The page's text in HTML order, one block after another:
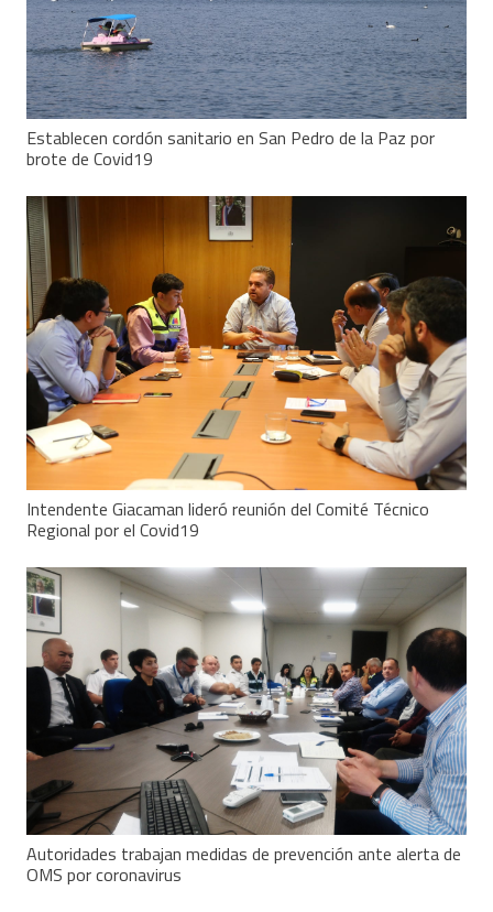
Establecen cordón sanitario en San Pedro de la Paz por
brote de Covid19
Intendente Giacaman lideró reunión del Comité Técnico
Regional por el Covid19
Autoridades trabajan medidas de prevención ante alerta de
OMS por coronavirus